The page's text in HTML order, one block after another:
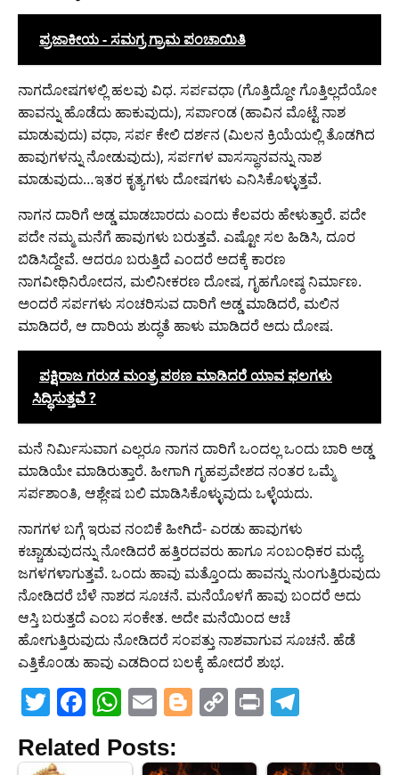
ಪ್ರಜಾಕೀಯ - ಸಮಗ್ರ ಗ್ರಾಮ ಪಂಚಾಯಿತಿ
ನಾಗದೋಷಗಳಲ್ಲಿ ಹಲವು ವಿಧ. ಸರ್ಪವಧಾ (ಗೊತ್ತಿದ್ದೋ ಗೊತ್ತಿಲ್ಲದೆಯೋ
ಹಾವನ್ನು ಹೊಡೆದು ಹಾಕುವುದು), ಸರ್ಪಾಂಡ (ಹಾವಿನ ಮೊಟ್ಟೆ ನಾಶ
ಮಾಡುವುದು) ವಧಾ, ಸರ್ಪ ಕೇಲಿ ದರ್ಶನ (ಮಿಲನ ಕ್ರಿಯೆಯಲ್ಲಿ ತೊಡಗಿದ
ಹಾವುಗಳನ್ನು ನೋಡುವುದು), ಸರ್ಪಗಳ ವಾಸಸ್ಥಾನವನ್ನು ನಾಶ
ಮಾಡುವುದು…ಇತರ ಕೃತ್ಯಗಳು ದೋಷಗಳು ಎನಿಸಿಕೊಳ್ಳುತ್ತವೆ.
ನಾಗನ ದಾರಿಗೆ ಅಡ್ಡ ಮಾಡಬಾರದು ಎಂದು ಕೆಲವರು ಹೇಳುತ್ತಾರೆ. ಪದೇ
ಪದೇ ನಮ್ಮ ಮನೆಗೆ ಹಾವುಗಳು ಬರುತ್ತವೆ. ಎಷ್ಟೋ ಸಲ ಹಿಡಿಸಿ, ದೂರ
ಬಿಡಿಸಿದ್ದೇವೆ. ಆದರೂ ಬರುತ್ತಿದೆ ಎಂದರೆ ಅದಕ್ಕೆ ಕಾರಣ
ನಾಗವೀಥಿನಿರೋದನ, ಮಲಿನೀಕರಣ ದೋಷ, ಗೃಹಗೋಷ್ಠ ನಿರ್ಮಾಣ.
ಅಂದರೆ ಸರ್ಪಗಳು ಸಂಚರಿಸುವ ದಾರಿಗೆ ಅಡ್ಡ ಮಾಡಿದರೆ, ಮಲಿನ
ಮಾಡಿದರೆ, ಆ ದಾರಿಯ ಶುದ್ಧತೆ ಹಾಳು ಮಾಡಿದರೆ ಅದು ದೋಷ.
ಪಕ್ಷಿರಾಜ ಗರುಡ ಮಂತ್ರ ಪಠಣ ಮಾಡಿದರೆ ಯಾವ ಫಲಗಳು
ಸಿದ್ಧಿಸುತ್ತವೆ ?
ಮನೆ ನಿರ್ಮಿಸುವಾಗ ಎಲ್ಲರೂ ನಾಗನ ದಾರಿಗೆ ಒಂದಲ್ಲ ಒಂದು ಬಾರಿ ಅಡ್ಡ
ಮಾಡಿಯೇ ಮಾಡಿರುತ್ತಾರೆ. ಹೀಗಾಗಿ ಗೃಹಪ್ರವೇಶದ ನಂತರ ಒಮ್ಮೆ
ಸರ್ಪಶಾಂತಿ, ಆಶ್ಲೇಷ ಬಲಿ ಮಾಡಿಸಿಕೊಳ್ಳುವುದು ಒಳ್ಳೆಯದು.
ನಾಗಗಳ ಬಗ್ಗೆ ಇರುವ ನಂಬಿಕೆ ಹೀಗಿದೆ- ಎರಡು ಹಾವುಗಳು
ಕಚ್ಚಾಡುವುದನ್ನು ನೋಡಿದರೆ ಹತ್ತಿರದವರು ಹಾಗೂ ಸಂಬಂಧಿಕರ ಮಧ್ಯೆ
ಜಗಳಗಳಾಗುತ್ತವೆ. ಒಂದು ಹಾವು ಮತ್ತೊಂದು ಹಾವನ್ನು ನುಂಗುತ್ತಿರುವುದು
ನೋಡಿದರೆ ಬೆಳೆ ನಾಶದ ಸೂಚನೆ. ಮನೆಯೊಳಗೆ ಹಾವು ಬಂದರೆ ಅದು
ಆಸ್ತಿ ಬರುತ್ತದೆ ಎಂಬ ಸಂಕೇತ. ಅದೇ ಮನೆಯಿಂದ ಆಚೆ
ಹೋಗುತ್ತಿರುವುದು ನೋಡಿದರೆ ಸಂಪತ್ತು ನಾಶವಾಗುವ ಸೂಚನೆ. ಹೆಡೆ
ಎತ್ತಿಕೊಂಡು ಹಾವು ಎಡದಿಂದ ಬಲಕ್ಕೆ ಹೋದರೆ ಶುಭ.
T
w
itt
F
a
c
W
at
E
ai
Bl
g
C
p
Pr
t e
Related Posts: